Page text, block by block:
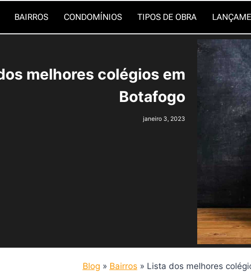
BAIRROS CONDOMÍNIOS TIPOS DE OBRA
melhores colégios em
Botafogo
janeiro 3, 2023
Blog » Bairros » Lista dos melhores